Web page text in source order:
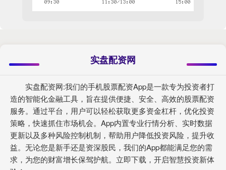
实盘配资网
实盘配资网:我们的手机股票配资App是一款专为投资者打
造的智能化金融工具，旨在提供便捷、安全、高效的股票配资
服务。通过平台，用户可以轻松获取更多资金杠杆，优化投资
策略，快速抓住市场机会。App内置专业行情分析、实时数据
更新以及多种风险控制机制，帮助用户降低投资风险，提升收
益。无论您是新手还是资深股民，我们的App都能满足您的需
求，为您的财富增长保驾护航。立即下载，开启智慧投资新体